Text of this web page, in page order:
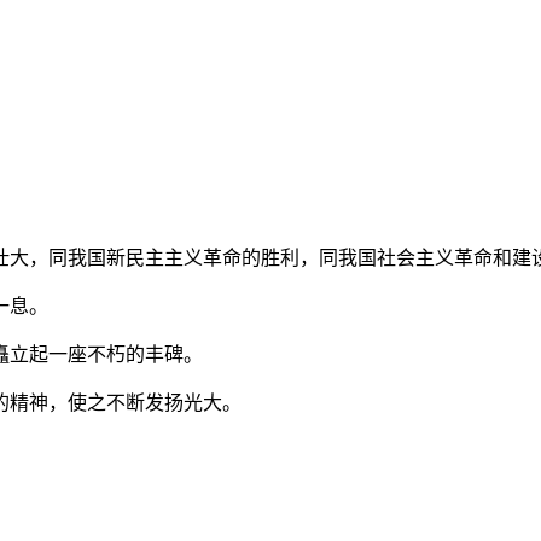
，同我国新民主主义革命的胜利，同我国社会主义革命和
。
起一座不朽的丰碑。
神，使之不断发扬光大。